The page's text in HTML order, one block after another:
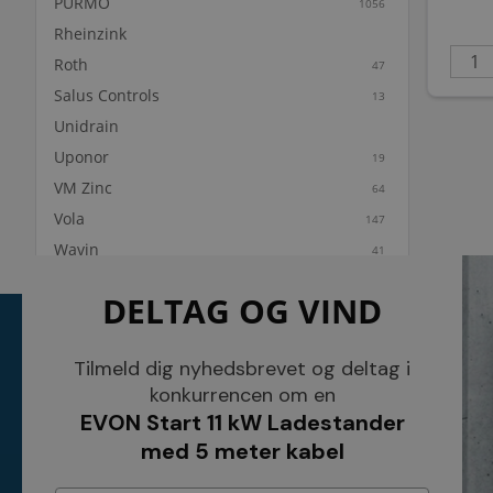
1056
Rheinzink
Roth
47
Salus Controls 13
Unidrain
Uponor
19
VM Zinc 64
Vola 147
Wavin 41
KONTAKT
NETSALG EL & VVS APS
Søndergårdsvej 44
Danmark
Cvr nr. 26117275
Blog
Åbningstider
Hvem er vi ?
DELTAG OG VIND
Tilmeld dig nyhedsbrevet og deltag i
konkurrencen om en
EVON Start 11 kW Ladestander
med 5 meter kabel